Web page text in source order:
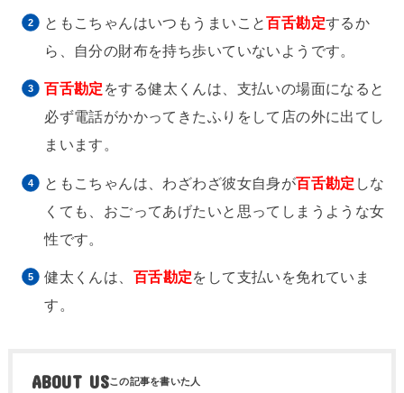
ともこちゃんはいつもうまいこと百舌勘定するか
ら、自分の財布を持ち歩いていないようです。
百舌勘定 をする健太くんは、支払いの場面になると
必ず電話がかかってきたふりをして店の外に出てし
まいます。
ともこちゃんは、わざわざ彼女自身が百舌勘定 しな
くても、おごってあげたいと思ってしまうような女
性です。
健太くんは、 百舌勘定をして支払いを免れていま
す。
ABOUT US